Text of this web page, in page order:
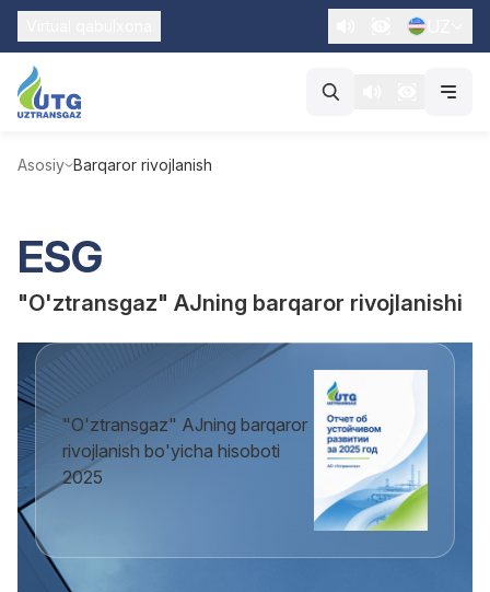
Asosiy Barqaror rivojlanish
ESG
"O'ztransgaz" AJning barqaror rivojlanishi
"O'ztransgaz" AJning barqaror
rivojlanish bo'yicha hisoboti
2025